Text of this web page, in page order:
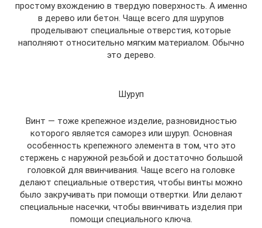
простому вхождению в твердую поверхность. А именно
в дерево или бетон. Чаще всего для шурупов
проделывают специальные отверстия, которые
наполняют относительно мягким материалом. Обычно
это дерево.
Шуруп
Винт — тоже крепежное изделие, разновидностью
которого является саморез или шуруп. Основная
особенность крепежного элемента в том, что это
стержень с наружной резьбой и достаточно большой
головкой для ввинчивания. Чаще всего на головке
делают специальные отверстия, чтобы винты можно
было закручивать при помощи отвертки. Или делают
специальные насечки, чтобы ввинчивать изделия при
помощи специального ключа.